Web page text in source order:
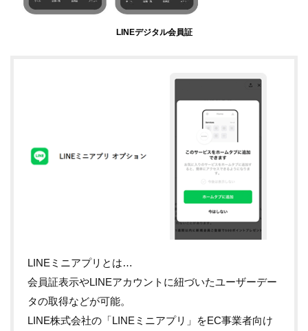
LINEデジタル会員証
LINEミニアプリとは…
会員証表示やLINEアカウントに紐づいたユーザーデー
タの取得などが可能。
LINE株式会社の「LINEミニアプリ」をEC事業者向け